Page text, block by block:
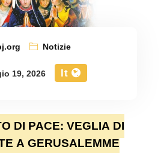
Notizie
19, 2026
It
DI PACE: VEGLIA DI
A GERUSALEMME